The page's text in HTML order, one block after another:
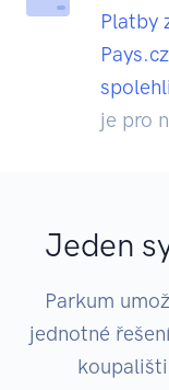
Platby
je pro
Jeden
Parkum
jednotné